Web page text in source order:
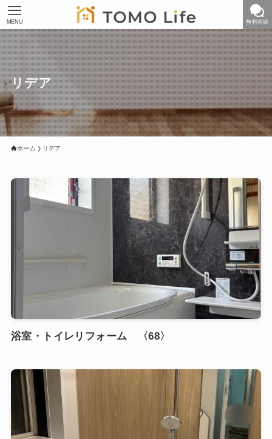
無料相談
MENU
リデア
ホーム リデア
浴室・トイレリフォーム 〈68〉